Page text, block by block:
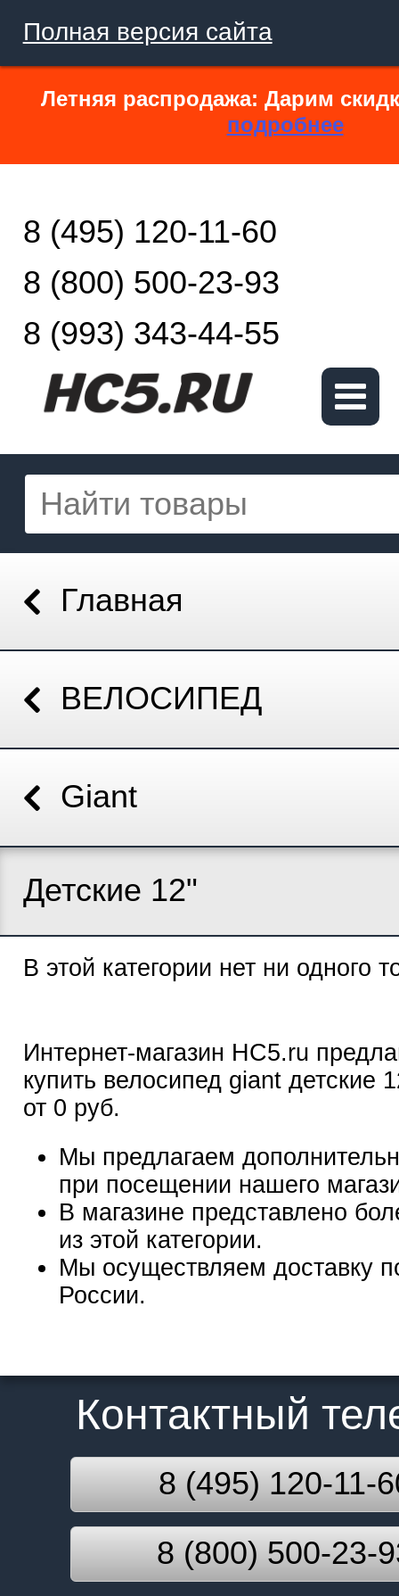
Полная версия сайта
Летняя распродажа: Дарим
подробнее
8 (495) 120-11-60
8 (800) 500-23-93
8 (993) 343-44-55
Главная
ВЕЛОСИПЕД
Giant
Детские 12"
В этой категории нет ни одного
Интернет-магазин HC5.ru
купить велосипед giant детские
от 0 руб.
Мы предлагаем
при посещении нашего
В магазине представлено
из этой категории.
Мы осуществляем доставку
России.
Контактный
8 (495) 120-11-
8 (800) 500-23-